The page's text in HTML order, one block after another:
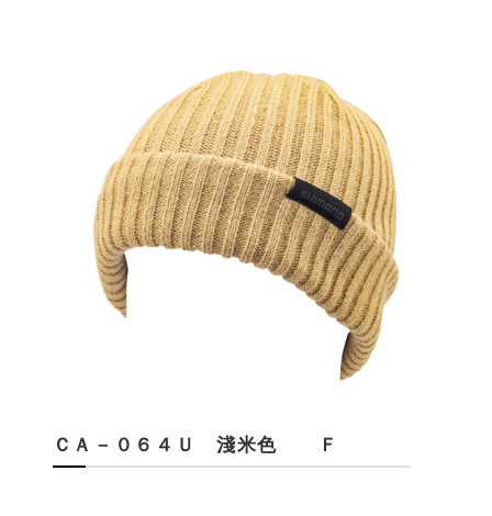
ＣＡ－０６４Ｕ 淺米色 Ｆ